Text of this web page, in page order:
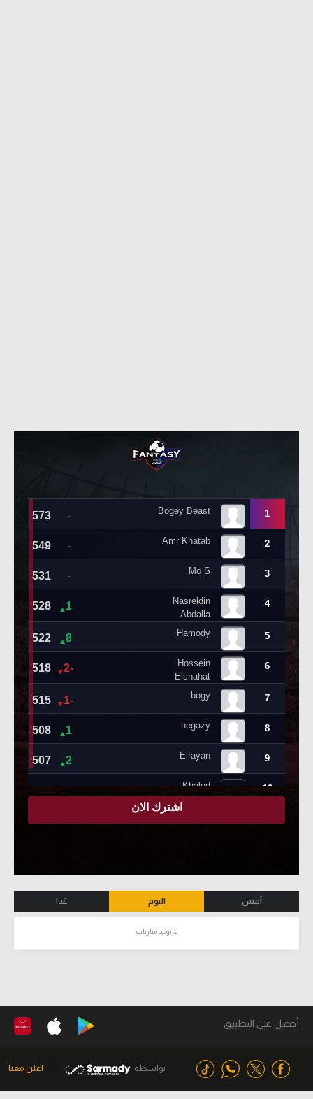
أمس اليوم غدا
لا يوجد مباريات
أحصل على التطبيق
بواسطة اعلن معنا